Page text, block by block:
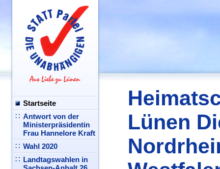
Startseite
Antwort von der
Ministerpräsidentin
Frau Hannelore Kraft
Wahl 2020
Landtagswahlen in
Lünen